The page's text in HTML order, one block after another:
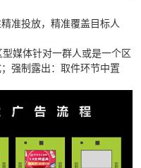
准投放，精准覆盖目标人
媒体针对一群人或是一个区
强制露出：取件环节中置